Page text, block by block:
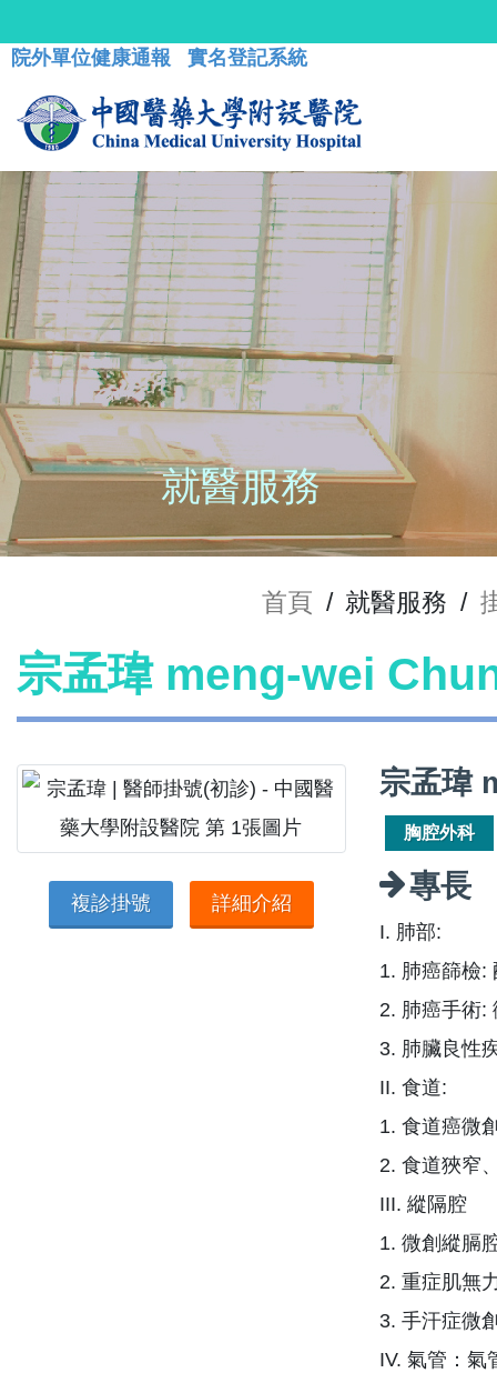
院外單位健康通報 實名登記系統
就醫服務
首頁 / 就醫服務 /
宗孟瑋 meng-wei
複診掛號 詳細介紹
宗孟瑋
胸腔外科
專長
I. 肺部:
1. 肺癌篩檢:
2. 肺癌手術:
3. 肺臟良性
II. 食道:
1. 食道癌微
2. 食道狹窄
III. 縱隔腔
1. 微創縱膈
2. 重症肌無
3. 手汗症微
IV. 氣管：氣